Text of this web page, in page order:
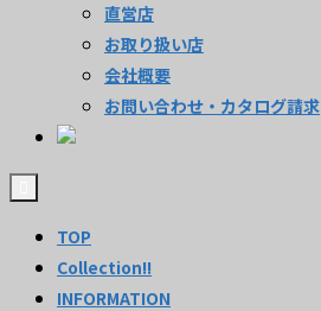
直営店
お取り扱い店
会社概要
お問い合わせ・カタログ請求
TOP
Collection!!
INFORMATION